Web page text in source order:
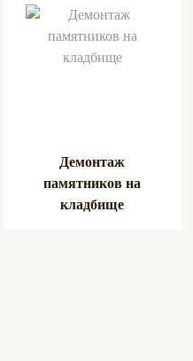
Демонтаж
памятников на
кладбище